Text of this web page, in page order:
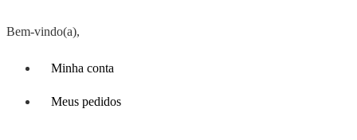
Bem-vindo(a),
Minha conta
Meus pedidos